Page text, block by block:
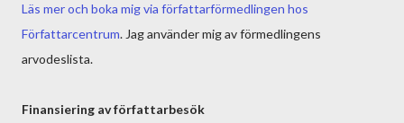
Läs mer och boka mig via författarförmedlingen hos
Författarcentrum. Jag använder mig av förmedlingens
arvodeslista.
Finansiering av författarbesök